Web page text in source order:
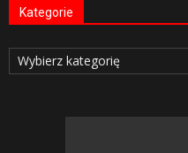
Kategorie
Kategorie